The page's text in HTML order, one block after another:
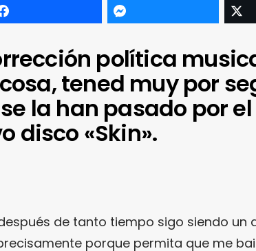
política
tened muy por
la han pasado por
disco «Skin».
de tanto tiempo sigo siendo un
porque permita que me